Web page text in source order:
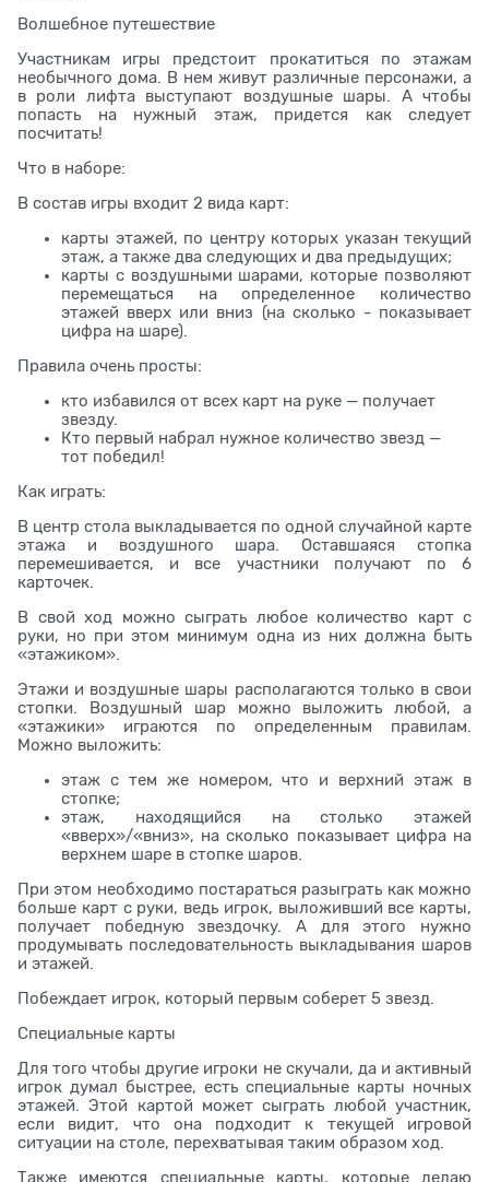
Волшебное путешествие
Участникам игры предстоит прокатиться по этажам
необычного дома. В нем живут различные персонажи, а
в роли лифта выступают воздушные шары. А чтобы
попасть на нужный этаж, придется как следует
посчитать!
Что в наборе:
В состав игры входит 2 вида карт:
карты этажей, по центру которых указан текущий
этаж, а также два следующих и два предыдущих;
карты с воздушными шарами, которые позволяют
перемещаться на определенное количество
этажей вверх или вниз (на сколько - показывает
цифра на шаре).
Правила очень просты:
кто избавился от всех карт на руке — получает
звезду.
Кто первый набрал нужное количество звезд —
тот победил!
Как играть:
В центр стола выкладывается по одной случайной карте
этажа и воздушного шара. Оставшаяся стопка
перемешивается, и все участники получают по 6
карточек.
В свой ход можно сыграть любое количество карт с
руки, но при этом минимум одна из них должна быть
«этажиком».
Этажи и воздушные шары располагаются только в свои
стопки. Воздушный шар можно выложить любой, а
«этажики» играются по определенным правилам.
Можно выложить:
этаж с тем же номером, что и верхний этаж в
стопке;
этаж, находящийся на столько этажей
«вверх»/«вниз», на сколько показывает цифра на
верхнем шаре в стопке шаров.
При этом необходимо постараться разыграть как можно
больше карт с руки, ведь игрок, выложивший все карты,
получает победную звездочку. А для этого нужно
продумывать последовательность выкладывания шаров
и этажей.
Побеждает игрок, который первым соберет 5 звезд.
Специальные карты
Для того чтобы другие игроки не скучали, да и активный
игрок думал быстрее, есть специальные карты ночных
этажей. Этой картой может сыграть любой участник,
если видит, что она подходит к текущей игровой
ситуации на столе, перехватывая таким образом ход.
Также имеются специальные карты, которые делаю